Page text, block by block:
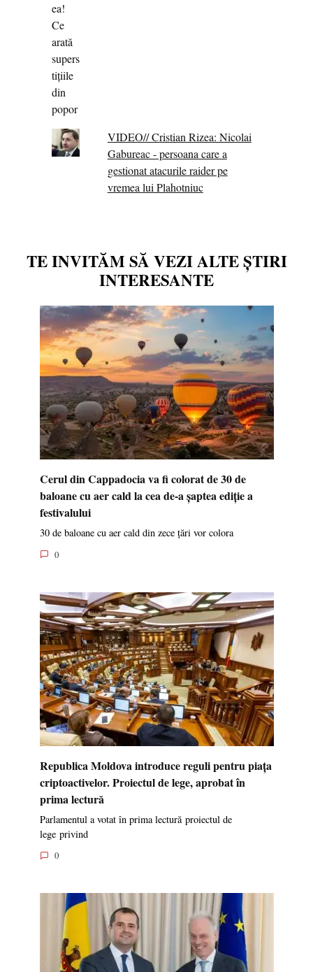
VIDEO// Cristian Rizea: Nicolai
Gabureac - persoana care a
gestionat atacurile raider pe
vremea lui Plahotniuc
TE INVITĂM SĂ VEZI ALTE ȘTIRI
INTERESANTE
Cerul din Cappadocia va fi colorat de 30 de
baloane cu aer cald la cea de-a șaptea ediție a
festivalului
30 de baloane cu aer cald din zece țări vor colora
0
Republica Moldova introduce reguli pentru piața
criptoactivelor. Proiectul de lege, aprobat în
prima lectură
Parlamentul a votat în prima lectură proiectul de
lege privind
0